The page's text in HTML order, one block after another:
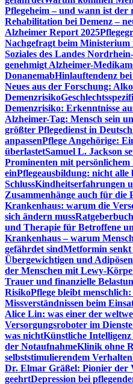
Pflegeheim – und wann ist
Rehabilitation bei Demenz –
Alzheimer Report 2025
Nachgefragt beim
Soziales des Landes
genehmigt Alzheimer-
DonanemabHinlauftendenz bei
Neues aus der Forschung:
Demenzrisiko
Demenzrisiko: Erkenntnisse
Alzheimer-Tag: Mensch sein
größter Pflegedienst in
anpassenPflege Angehörige:
überlastetSamuel L. Jackson
Prominenten mit persönlichem
einPflegeausbildung: nicht alle
SchlussKindheitserfahrungen
Zusammenhänge auch für die
Krankenhaus: warum die
sich ändern muss
und Therapie für Betroffene
Krankenhaus – warum
gefährdet sindMetformin senkt
Übergewichtigen und Adipösen
der Menschen mit Lewy-
Trauer und finanzielle
RisikoPflege bleibt
Missverständnissen beim
Alice Lin: was einer der
Versorgungsroboter im
was nichtKünstliche
der NotaufnahmeKlinik ohne
selbststimulierendem Verhalten
Dr. Elmar Gräßel: Pionier der
geehrtDepression bei